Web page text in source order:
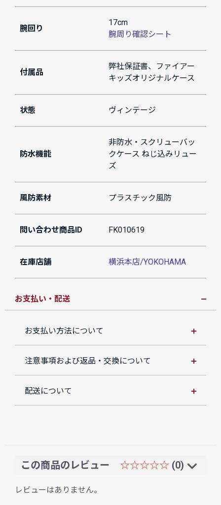
腕回り
17cm
腕周り確認シート
付属品
弊社保証書、ファイアー
キッズオリジナルケース
状態 ヴィンテージ
防水機能
非防水・スクリューバッ
クケース ねじ込みリュー
ズ
風防素材 プラスチック風防
問い合わせ商品ID FK010619
在庫店舗 横浜本店/YOKOHAMA
お支払い・配送
お支払い方法について
注意事項および返品・交換について
配送について
この商品のレビュー ☆☆☆☆☆ (0)
レビューはありません。